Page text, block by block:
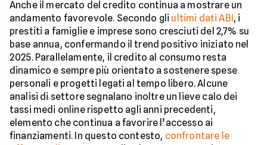
Anche il mercato del credito continua a mostrare un
andamento favorevole. Secondo gli ultimi dati ABI, i
prestiti a famiglie e imprese sono cresciuti del 2,7% su
base annua, confermando il trend positivo iniziato nel
2025. Parallelamente, il credito al consumo resta
dinamico e sempre più orientato a sostenere spese
personali e progetti legati al tempo libero. Alcune
analisi di settore segnalano inoltre un lieve calo dei
tassi medi online rispetto agli anni precedenti,
elemento che continua a favorire l’accesso ai
finanziamenti. In questo contesto, confrontare le